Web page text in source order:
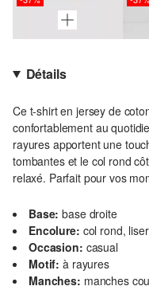
Détails
Ce t-shirt en jersey de
confortablement au
rayures apportent une
tombantes et le col rond
relaxé. Parfait pour vos
Base: base droite
Encolure: col rond,
Occasion: casual
Motif: à rayures
Manches: manches